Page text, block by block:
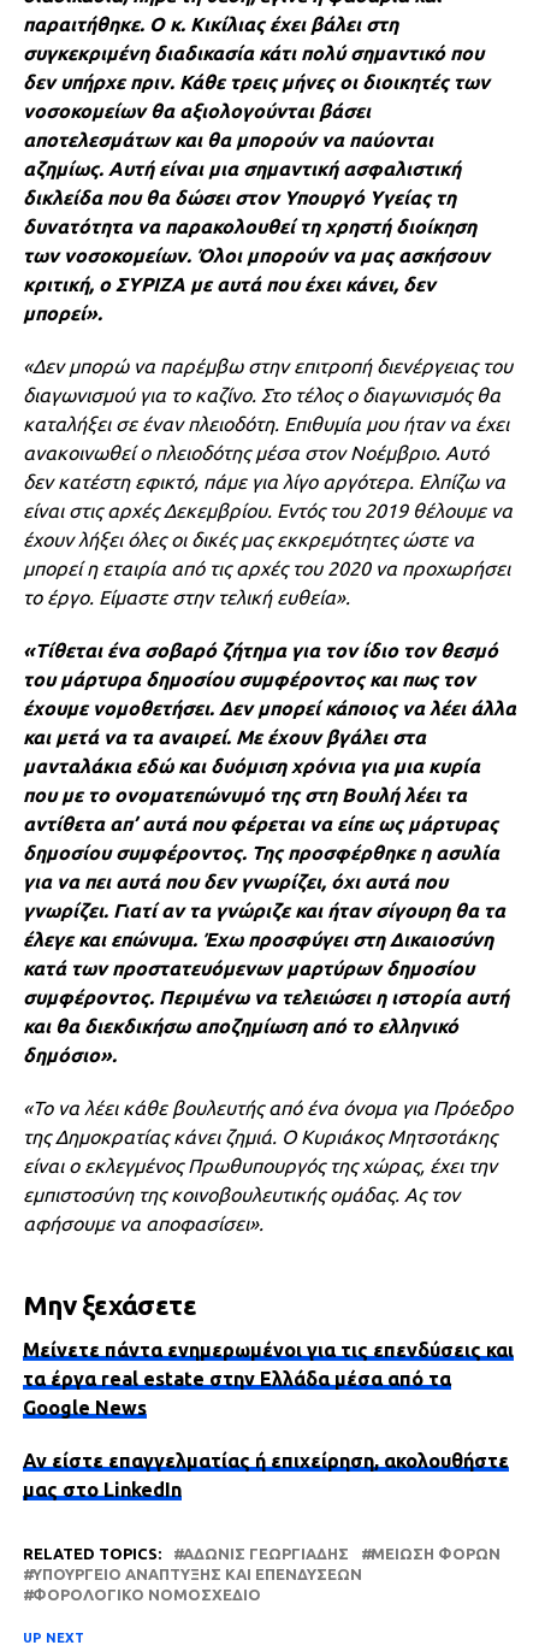
παραιτήθηκε. Ο κ. Κικίλιας έχει βάλει στη
συγκεκριμένη διαδικασία κάτι πολύ σημαντικό που
δεν υπήρχε πριν. Κάθε τρεις μήνες οι διοικητές των
νοσοκομείων θα αξιολογούνται βάσει
αποτελεσμάτων και θα μπορούν να παύονται
αζημίως. Αυτή είναι μια σημαντική ασφαλιστική
δικλείδα που θα δώσει στον Υπουργό Υγείας τη
δυνατότητα να παρακολουθεί τη χρηστή διοίκηση
των νοσοκομείων. Όλοι μπορούν να μας ασκήσουν
κριτική, ο ΣΥΡΙΖΑ με αυτά που έχει κάνει, δεν
μπορεί».
«Δεν μπορώ να παρέμβω στην επιτροπή διενέργειας του
διαγωνισμού για το καζίνο. Στο τέλος ο διαγωνισμός θα
καταλήξει σε έναν πλειοδότη. Επιθυμία μου ήταν να έχει
ανακοινωθεί ο πλειοδότης μέσα στον Νοέμβριο. Αυτό
δεν κατέστη εφικτό, πάμε για λίγο αργότερα. Ελπίζω να
είναι στις αρχές Δεκεμβρίου. Εντός του 2019 θέλουμε να
έχουν λήξει όλες οι δικές μας εκκρεμότητες ώστε να
μπορεί η εταιρία από τις αρχές του 2020 να προχωρήσει
το έργο. Είμαστε στην τελική ευθεία».
«Τίθεται ένα σοβαρό ζήτημα για τον ίδιο τον θεσμό
του μάρτυρα δημοσίου συμφέροντος και πως τον
έχουμε νομοθετήσει. Δεν μπορεί κάποιος να λέει άλλα
και μετά να τα αναιρεί. Με έχουν βγάλει στα
μανταλάκια εδώ και δυόμιση χρόνια για μια κυρία
που με το ονοματεπώνυμό της στη Βουλή λέει τα
αντίθετα απ’ αυτά που φέρεται να είπε ως μάρτυρας
δημοσίου συμφέροντος. Της προσφέρθηκε η ασυλία
για να πει αυτά που δεν γνωρίζει, όχι αυτά που
γνωρίζει. Γιατί αν τα γνώριζε και ήταν σίγουρη θα τα
έλεγε και επώνυμα. Έχω προσφύγει στη Δικαιοσύνη
κατά των προστατευόμενων μαρτύρων δημοσίου
συμφέροντος. Περιμένω να τελειώσει η ιστορία αυτή
και θα διεκδικήσω αποζημίωση από το ελληνικό
δημόσιο».
«Το να λέει κάθε βουλευτής από ένα όνομα για Πρόεδρο
της Δημοκρατίας κάνει ζημιά. Ο Κυριάκος Μητσοτάκης
είναι ο εκλεγμένος Πρωθυπουργός της χώρας, έχει την
εμπιστοσύνη της κοινοβουλευτικής ομάδας. Ας τον
αφήσουμε να αποφασίσει».
Μην ξεχάσετε
Μείνετε πάντα ενημερωμένοι για τις επενδύσεις και
τα έργα real estate στην Ελλάδα μέσα από τα
Google News
Αν είστε επαγγελματίας ή επιχείρηση, ακολουθήστε
μας στο LinkedIn
RELATED TOPICS: ΆΔΩΝΙΣ ΓΕΩΡΓΙΆΔΗΣ
ΜΕΊΩΣΗ ΦΌΡΩΝ
ΥΠΟΥΡΓΕΊΟ ΑΝΆΠΤΥΞΗΣ ΚΑΙ ΕΠΕΝΔΎΣΕΩΝ
ΦΟΡΟΛΟΓΙΚΌ ΝΟΜΟΣΧΈΔΙΟ
UP NEXT